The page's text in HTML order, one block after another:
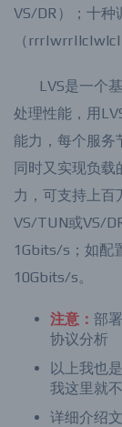
VS/DR）；十种
（
LVS是一个基
处理性能，用
能力，每个服务
同时又实现负载
力，可支持上百
VS/TUN或VS/
1Gbits/s；如配
10Gbits/s。
注意： 部
协议分析
以上我也
我这里就
详细介绍文